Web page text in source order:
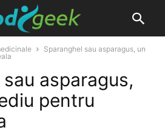
Sparanghel sau asparagus, un
asparagus,
pentru